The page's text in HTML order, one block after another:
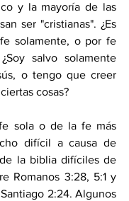
y la mayoría de las
ser "cristianas". ¿Es
solamente, o por fe
salvo solamente
o tengo que creer
cosas?
sola o de la fe más
difícil a causa de
la biblia difíciles de
Romanos 3:28, 5:1 y
2:24. Algunos